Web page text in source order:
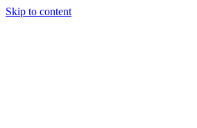
Skip to content